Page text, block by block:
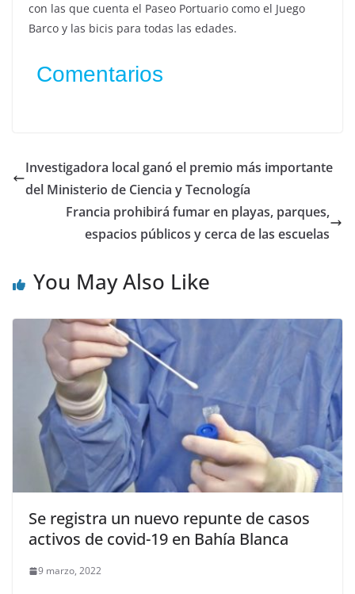
con las que cuenta el Paseo Portuario como el Juego
Barco y las bicis para todas las edades.
Comentarios
Investigadora local ganó el premio más importante
del Ministerio de Ciencia y Tecnología
Francia prohibirá fumar en playas, parques,
espacios públicos y cerca de las escuelas
You May Also Like
Se registra un nuevo repunte de casos
activos de covid-19 en Bahía Blanca
9 marzo, 2022